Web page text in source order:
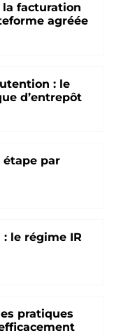
facturation
agréée
: le
d’entrepôt
par
le régime IR
pratiques